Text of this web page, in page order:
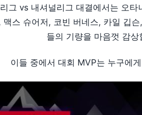
그 vs 내셔널리그 대결에서는 오
맥스 슈어저, 코빈 버네스, 카일 깁
들의 기량을 마음껏 감상
이들 중에서 대회 MVP는 누구에